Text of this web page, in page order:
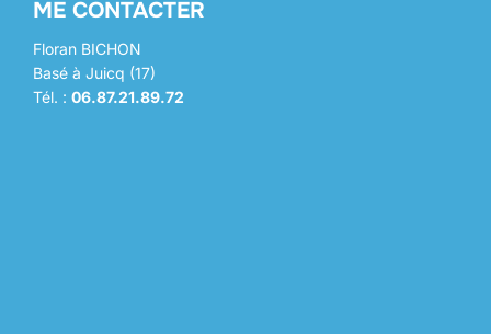
ME CONTACTER
Floran BICHON
Basé à Juicq (17)
Tél. : 06.87.21.89.72